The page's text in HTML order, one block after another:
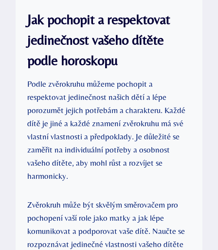
Jak pochopit a respektovat
jedinečnost vašeho dítěte
podle horoskopu
Podle zvěrokruhu můžeme pochopit a
respektovat jedinečnost našich dětí a lépe
porozumět jejich potřebám a charakteru. Každé
dítě je jiné a každé znamení zvěrokruhu má své
vlastní vlastnosti a předpoklady. Je důležité se
zaměřit na individuální potřeby a osobnost
vašeho dítěte, aby mohl růst a rozvíjet se
harmonicky.
Zvěrokruh může být skvělým směrovačem pro
pochopení vaší role jako matky a jak lépe
komunikovat a podporovat vaše dítě. Naučte se
rozpoznávat jedinečné vlastnosti vašeho dítěte